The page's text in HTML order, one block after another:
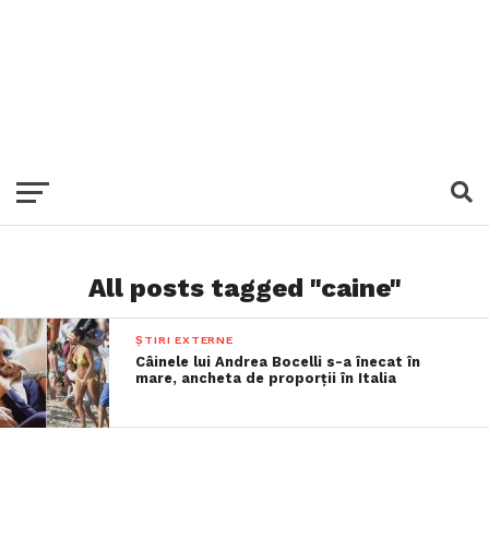
All posts tagged "caine"
ȘTIRI EXTERNE
Câinele lui Andrea Bocelli s-a înecat în
mare, ancheta de proporții în Italia